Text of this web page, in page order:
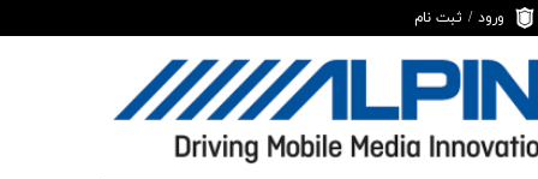
ورود / ثبت نام
تغییر گذر واژه
سفارشات